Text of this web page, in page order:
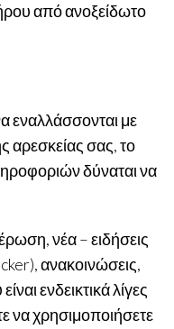
από ανοξείδωτο
εναλλάσσονται με
αρεσκείας σας, το
δύναται να
νέα – ειδήσεις
ανακοινώσεις,
ενδεικτικά λίγες
να χρησιμοποιήσετε